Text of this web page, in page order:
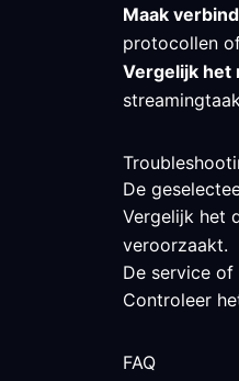
Maak
protocollen
Vergelijk het
De
Vergelijk het
veroorzaakt.
De service
Controleer
FAQ